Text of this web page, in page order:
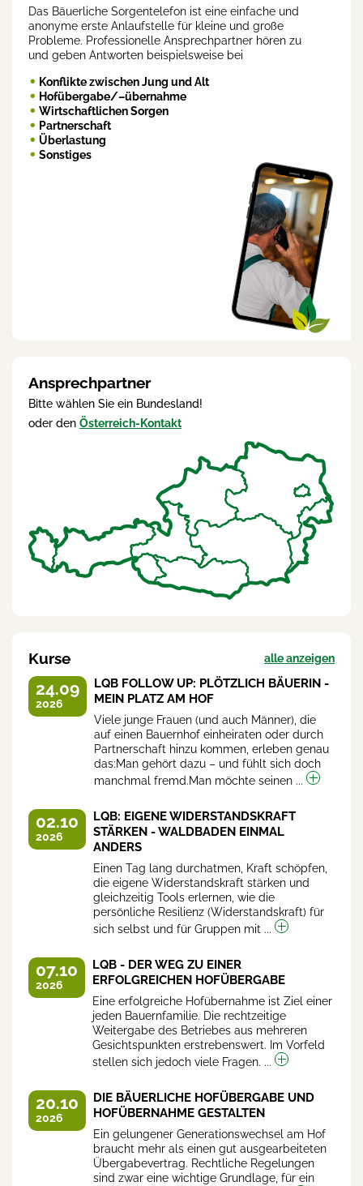
Das Bäuerliche Sorgentelefon ist eine einfache und
anonyme erste Anlaufstelle für kleine und große
Probleme. Professionelle Ansprechpartner hören zu
und geben Antworten beispielsweise bei
Konflikte zwischen Jung und Alt
Hofübergabe/–übernahme
Wirtschaftlichen Sorgen
Partnerschaft
Überlastung
Sonstiges
Ansprechpartner
Bitte wählen Sie ein Bundesland!
oder den Österreich-Kontakt
Kurse alle anzeigen
24.09
2026
LQB FOLLOW UP: PLÖTZLICH BÄUERIN -
MEIN PLATZ AM HOF
Viele junge Frauen (und auch Männer), die
auf einen Bauernhof einheiraten oder durch
Partnerschaft hinzu kommen, erleben genau
das:Man gehört dazu – und fühlt sich doch
manchmal fremd.Man möchte seinen ...
02.10
2026
LQB: EIGENE WIDERSTANDSKRAFT
STÄRKEN - WALDBADEN EINMAL
ANDERS
Einen Tag lang durchatmen, Kraft schöpfen,
die eigene Widerstandskraft stärken und
gleichzeitig Tools erlernen, wie die
persönliche Resilienz (Widerstandskraft) für
sich selbst und für Gruppen mit ...
07.10
2026
LQB - DER WEG ZU EINER
ERFOLGREICHEN HOFÜBERGABE
Eine erfolgreiche Hofübernahme ist Ziel einer
jeden Bauernfamilie. Die rechtzeitige
Weitergabe des Betriebes aus mehreren
Gesichtspunkten erstrebenswert. Im Vorfeld
stellen sich jedoch viele Fragen. ...
20.10
2026
DIE BÄUERLICHE HOFÜBERGABE UND
HOFÜBERNAHME GESTALTEN
Ein gelungener Generationswechsel am Hof
braucht mehr als einen gut ausgearbeiteten
Übergabevertrag. Rechtliche Regelungen
sind zwar eine wichtige Grundlage, für ein